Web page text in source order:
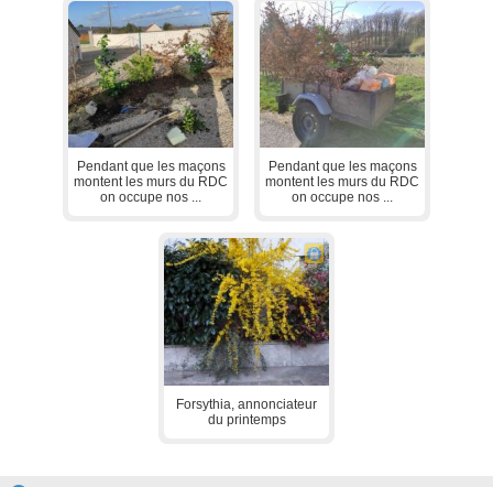
Pendant que les maçons
montent les murs du RDC
on occupe nos ...
Pendant que les maçons
montent les murs du RDC
on occupe nos ...
Forsythia, annonciateur
du printemps